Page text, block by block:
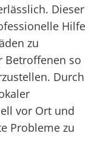
Dieser
Hilfe
zu
Betroffenen so
Durch
vor Ort und
Probleme zu